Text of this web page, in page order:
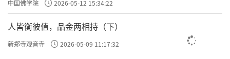
响屧廊
相传馆娃宫内有一条别致的长廊，名响屧
廊。吴王夫差命人凿空走廊下岩石，放一排陶
中国佛学院 2026-05-12 15:34:22
人皆衡彼值，品金两相持（下）
新郑寺观音寺 2026-05-09 11:17:32